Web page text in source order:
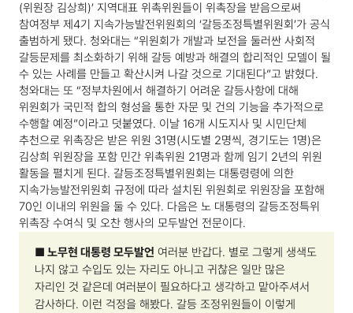
(위원장 김상희)’ 지역대표 위촉위원들이 위촉장을 받음으로써
참여정부 제4기 지속가능발전위원회의 ‘갈등조정특별위원회’가 공식
출범하게 됐다. 청와대는 “위원회가 개발과 보전을 둘러싼 사회적
갈등문제를 최소화하기 위해 갈등 예방과 해결의 합리적인 모델이 될
수 있는 사례를 만들고 확산시켜 나갈 것으로 기대된다”고 밝혔다.
청와대는 또 “정부차원에서 해결하기 어려운 갈등사항에 대해
위원회가 국민적 합의 형성을 통한 자문 및 건의 기능을 추가적으로
수행할 예정”이라고 덧붙였다. 이날 16개 시도지사 및 시민단체
추천으로 위촉장은 받은 위원 31명(시도별 2명씩, 경기도는 1명)은
김상희 위원장을 포함 민간 위촉위원 21명과 함께 임기 2년의 위원
활동을 펼치게 된다. 갈등조정특별위원회는 대통령령에 의한
지속가능발전위원회 규정에 따라 설치된 위원회로 위원장을 포함해
70인 이내의 위원을 둘 수 있다. 다음은 노 대통령의 갈등조정특위
위촉장 수여식 및 오찬 행사의 모두발언 전문이다.
■ 노무현 대통령 모두발언 여러분 반갑다. 별로 그렇게 생색도
나지 않고 수입도 있는 자리도 아니고 귀찮은 일만 많은
자리인 것 같은데 여러분이 필요하다고 생각하고 맡아주셔서
감사하다. 이런 걱정을 해봤다. 갈등 조정위원들이 이렇게